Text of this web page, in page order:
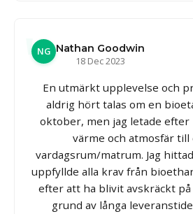
NG Nathan Goodwin
18 Dec 2023
En utmärkt upplevelse och
aldrig hört talas om en
oktober, men jag letade
värme och atmosfär
vardagsrum/matrum. Jag
uppfyllde alla krav från
efter att ha blivit avskräckt
grund av långa